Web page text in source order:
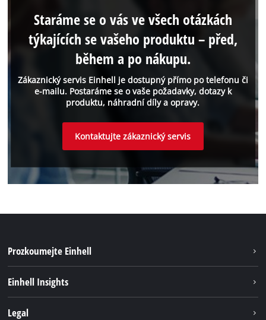
Zákaznický servis Einhell je dostupný přímo po telefonu či
e-mailu. Postaráme se o vaše požadavky, dotazy k
produktu, náhradní díly a opravy.
Staráme se o vás ve všech otázkách
týkajících se vašeho produktu – před,
během a po nákupu.
Kontaktujte zákaznický servis
Prozkoumejte Einhell
Systém akumulátorů
Einhell Insights
Legal